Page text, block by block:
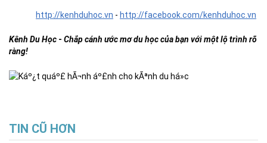
http://kenhduhoc.vn - http://facebook.com/kenhduhoc.vn
Kênh Du Học - Chắp cánh ước mơ du học của bạn với một lộ trình rõ
ràng!
TIN CŨ HƠN